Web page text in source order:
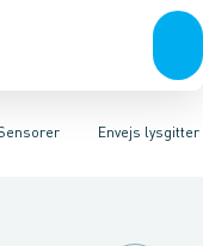
Forgreningsmateriel
og softstartere
Envejs lysgitter